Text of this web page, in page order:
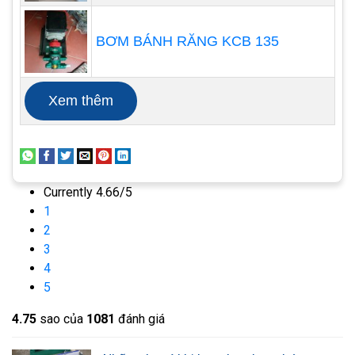
Ngoài ra, khi lắp đặt bơm hóa chất cũng cần
phải chú ý đến những điểm sau nhằm tránh gây
BƠM BÁNH RĂNG KCB 135
Xem thêm
Currently 4.66/5
1
2
3
4
5
4.75 sao của 1081 đánh giá